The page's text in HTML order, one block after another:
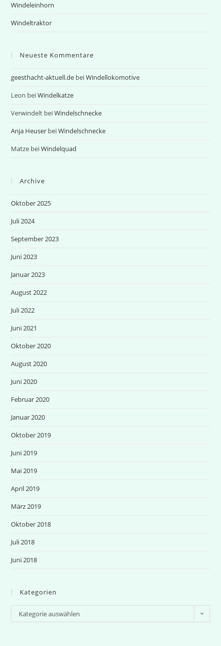
Windeleinhorn
Windeltraktor
Neueste Kommentare
geesthacht-aktuell.de beiWindellokomotive
Leon beiWindelkatze
Verwindelt beiWindelschnecke
Anja Heuser beiWindelschnecke
Matze beiWindelquad
Archive
Oktober 2025
Juli 2024
September 2023
Juni 2023
Januar 2023
August 2022
Juli 2022
Juni 2021
Oktober 2020
August 2020
Juni 2020
Februar 2020
Januar 2020
Oktober 2019
Juni 2019
Mai 2019
April 2019
März 2019
Oktober 2018
Juli 2018
Juni 2018
Kategorien
Kategorien
Kategorie auswählen